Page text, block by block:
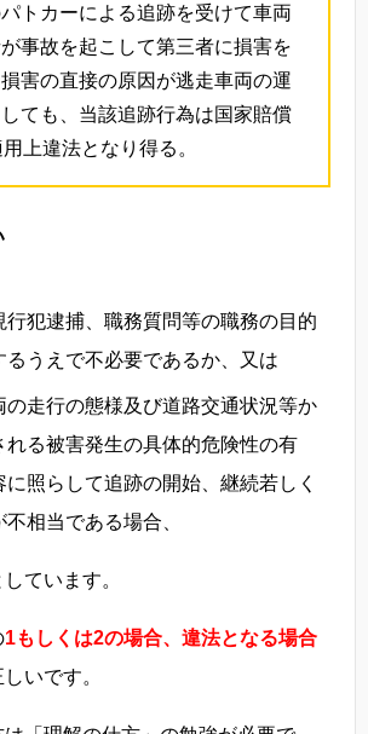
トカーによる追跡を受けて車両
事故を起こして第三者に損害を
害の直接の原因が逃走車両の運
ても、当該追跡行為は国家賠償
上違法となり得る。
行犯逮捕、職務質問等の職務の目的
るうえで不必要であるか、又は
の走行の態様及び道路交通状況等か
れる被害発生の具体的危険性の有
に照らして追跡の開始、継続若しく
不相当である場合、
ています。
1もしくは2の場合、違法となる場合
いです。